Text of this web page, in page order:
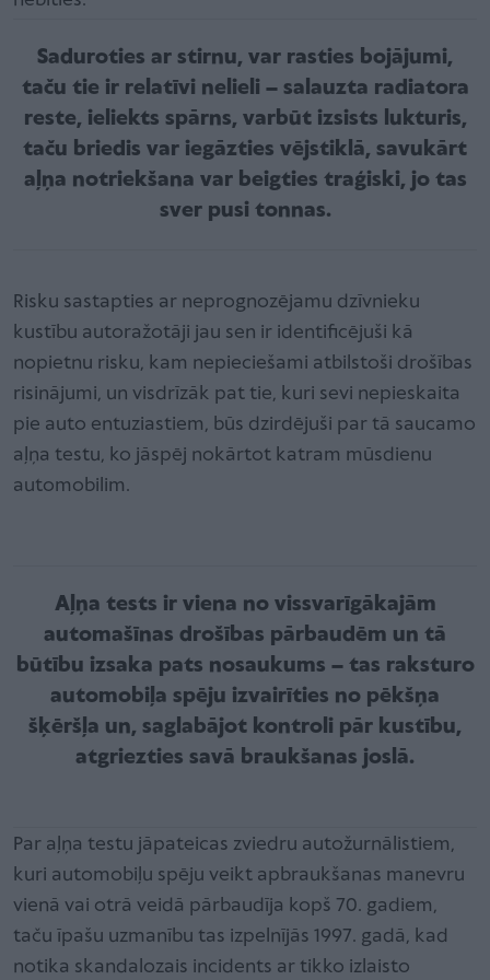
Saduroties ar stirnu, var rasties bojājumi,
taču tie ir relatīvi nelieli – salauzta radiatora
reste, ieliekts spārns, varbūt izsists lukturis,
taču briedis var iegāzties vējstiklā, savukārt
aļņa notriekšana var beigties traģiski, jo tas
sver pusi tonnas.
Risku sastapties ar neprognozējamu dzīvnieku
kustību autoražotāji jau sen ir identificējuši kā
nopietnu risku, kam nepieciešami atbilstoši drošības
risinājumi, un visdrīzāk pat tie, kuri sevi nepieskaita
pie auto entuziastiem, būs dzirdējuši par tā saucamo
aļņa testu, ko jāspēj nokārtot katram mūsdienu
automobilim.
Aļņa tests ir viena no vissvarīgākajām
automašīnas drošības pārbaudēm un tā
būtību izsaka pats nosaukums – tas raksturo
automobiļa spēju izvairīties no pēkšņa
šķēršļa un, saglabājot kontroli pār kustību,
atgriezties savā braukšanas joslā.
Par aļņa testu jāpateicas zviedru autožurnālistiem,
kuri automobiļu spēju veikt apbraukšanas manevru
vienā vai otrā veidā pārbaudīja kopš 70. gadiem,
taču īpašu uzmanību tas izpelnījās 1997. gadā, kad
notika skandalozais incidents ar tikko izlaisto